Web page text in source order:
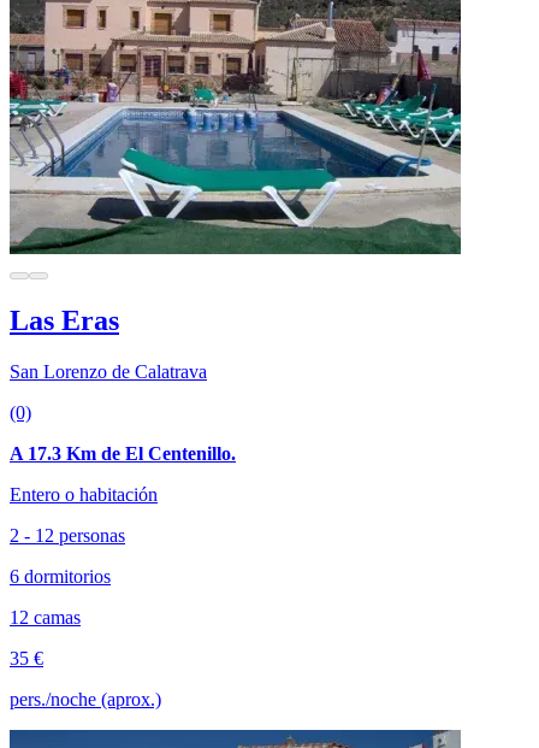
Las Eras
San Lorenzo de Calatrava
(0)
A 17.3 Km de El Centenillo.
Entero o habitación
2 - 12 personas
6 dormitorios
12 camas
35 €
pers./noche (aprox.)